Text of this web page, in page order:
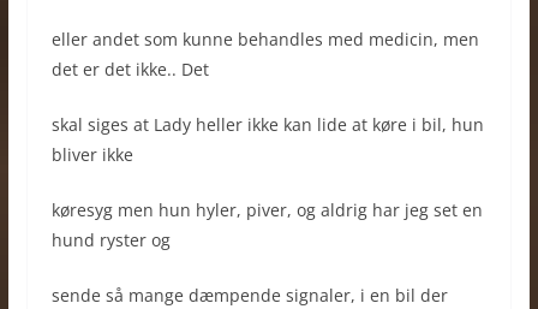
eller andet som kunne behandles med medicin, men
det er det ikke.. Det
skal siges at Lady heller ikke kan lide at køre i bil, hun
bliver ikke
køresyg men hun hyler, piver, og aldrig har jeg set en
hund ryster og
sende så mange dæmpende signaler, i en bil der